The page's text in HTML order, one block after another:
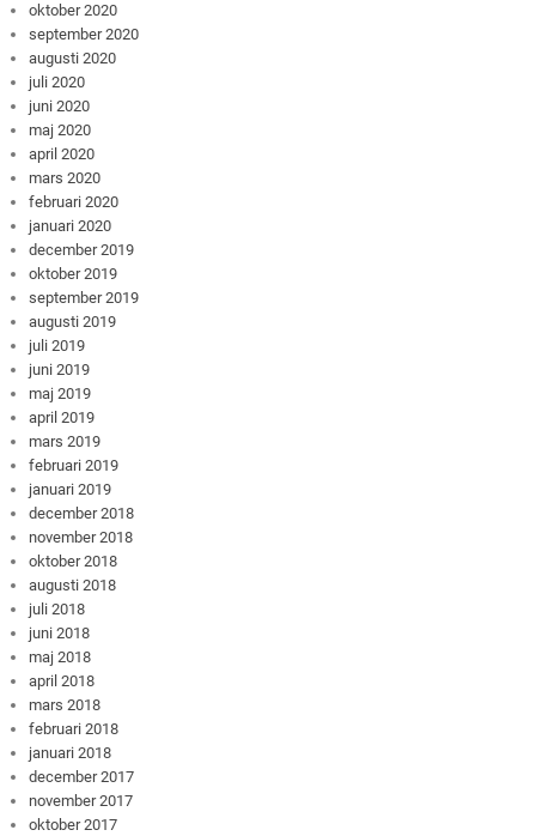
oktober 2020
september 2020
augusti 2020
juli 2020
juni 2020
maj 2020
april 2020
mars 2020
februari 2020
januari 2020
december 2019
oktober 2019
september 2019
augusti 2019
juli 2019
juni 2019
maj 2019
april 2019
mars 2019
februari 2019
januari 2019
december 2018
november 2018
oktober 2018
augusti 2018
juli 2018
juni 2018
maj 2018
april 2018
mars 2018
februari 2018
januari 2018
december 2017
november 2017
oktober 2017